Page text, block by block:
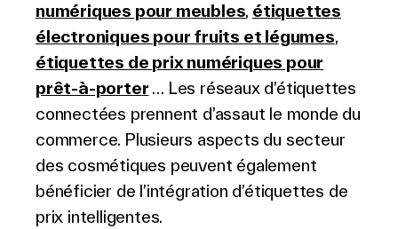
numériques pour meubles, étiquettes
électroniques pour fruits et légumes,
étiquettes de prix numériques pour
prêt-à-porter … Les réseaux d’étiquettes
connectées prennent d’assaut le monde du
commerce. Plusieurs aspects du secteur
des cosmétiques peuvent également
bénéficier de l’intégration d’étiquettes de
prix intelligentes.